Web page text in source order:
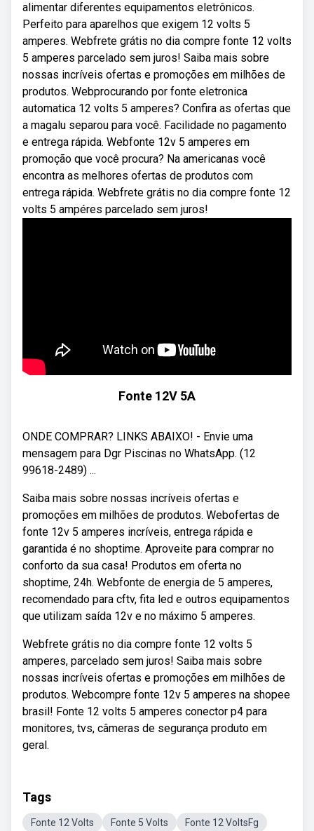
alimentar diferentes equipamentos eletrônicos.
Perfeito para aparelhos que exigem 12 volts 5
amperes. Webfrete grátis no dia compre fonte 12 volts
5 amperes parcelado sem juros! Saiba mais sobre
nossas incríveis ofertas e promoções em milhões de
produtos. Webprocurando por fonte eletronica
automatica 12 volts 5 amperes? Confira as ofertas que
a magalu separou para você. Facilidade no pagamento
e entrega rápida. Webfonte 12v 5 amperes em
promoção que você procura? Na americanas você
encontra as melhores ofertas de produtos com
entrega rápida. Webfrete grátis no dia compre fonte 12
volts 5 ampéres parcelado sem juros!
Fonte 12V 5A
ONDE COMPRAR? LINKS ABAIXO! - Envie uma
mensagem para Dgr Piscinas no WhatsApp. (12
99618-2489) ...
Saiba mais sobre nossas incríveis ofertas e
promoções em milhões de produtos. Webofertas de
fonte 12v 5 amperes incríveis, entrega rápida e
garantida é no shoptime. Aproveite para comprar no
conforto da sua casa! Produtos em oferta no
shoptime, 24h. Webfonte de energia de 5 amperes,
recomendado para cftv, fita led e outros equipamentos
que utilizam saída 12v e no máximo 5 amperes.
Webfrete grátis no dia compre fonte 12 volts 5
amperes, parcelado sem juros! Saiba mais sobre
nossas incríveis ofertas e promoções em milhões de
produtos. Webcompre fonte 12v 5 amperes na shopee
brasil! Fonte 12 volts 5 amperes conector p4 para
monitores, tvs, câmeras de segurança produto em
geral.
Tags
Fonte 12 Volts Fonte 5 Volts Fonte 12 VoltsFg